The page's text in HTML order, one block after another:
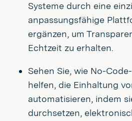
Systeme durch eine
anpassungsfähige
ergänzen, um
Echtzeit zu erhalten.
Sehen Sie, wie No-
helfen, die Einhaltung
automatisieren, indem
durchsetzen,